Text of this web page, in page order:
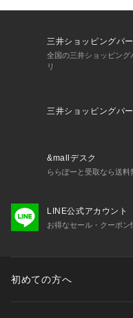
三井ショッピングパ
全国の三井ショッピン
リ
三井ショッピングパ
&mallデスク
ららぽーと受取なら送料
LINE公式アカウント
お得なセール・クーポン
初めての方へ